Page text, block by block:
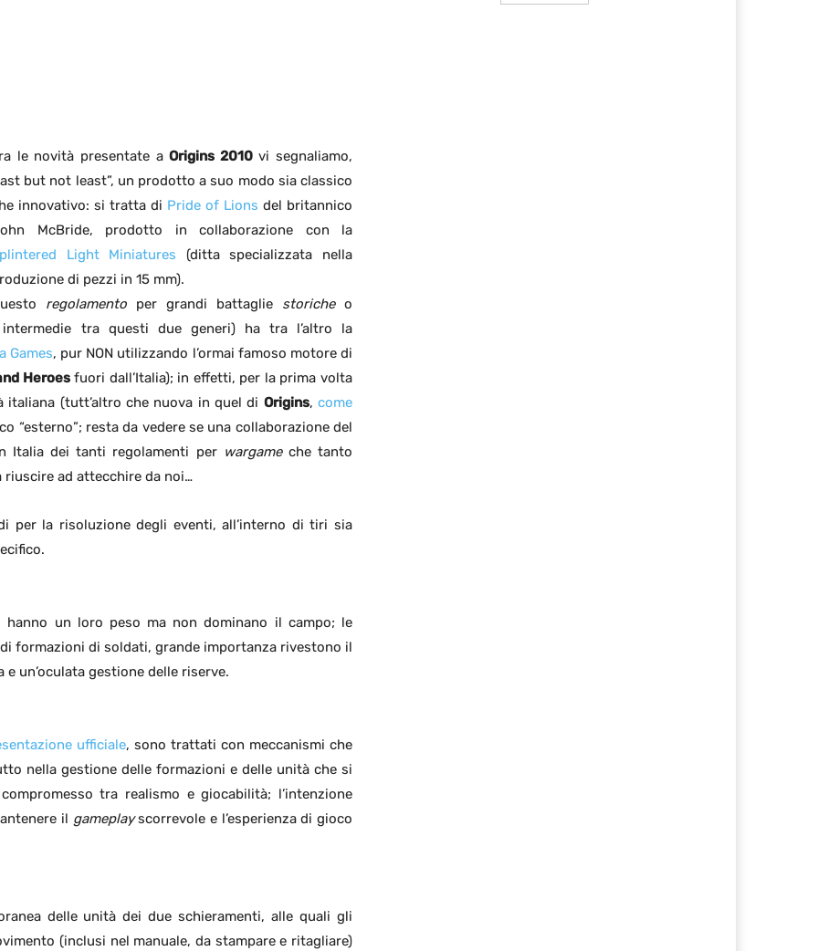
le novità presentate aOrigins 2010vi segnaliamo,
but not least”, un prodotto a suo modo sia classico
innovativo: si tratta di Pride of Lions del britannico
McBride, prodotto in collaborazione con la
Light Miniatures (ditta specializzata nella
di pezzi in 15 mm).
regolamento per grandi battaglie storicheo
tra questi due generi) ha tra l’altro la
Games, pur NON utilizzando l’ormai famoso motore di
Heroesfuori dall’Italia); in effetti, per la prima volta
(tutt’altro che nuova in quel di Origins,come
“esterno”; resta da vedere se una collaborazione del
Italia dei tanti regolamenti per wargameche tanto
riuscire ad attecchire da noi…
per la risoluzione degli eventi, all’interno di tiri sia
un loro peso ma non dominano il campo; le
formazioni di soldati, grande importanza rivestono il
un’oculata gestione delle riserve.
ufficiale, sono trattati con meccanismi che
nella gestione delle formazioni e delle unità che si
tra realismo e giocabilità; l’intenzione
il gameplayscorrevole e l’esperienza di gioco
delle unità dei due schieramenti, alle quali gli
(inclusi nel manuale, da stampare e ritagliare)